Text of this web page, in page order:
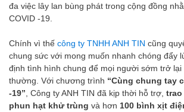
đa việc lây lan bùng phát trong cộng đồng
COVID -19.
Chính vì thế công ty TNHH ANH TIN cũng
chung sức với mong muốn nhanh chóng đẩy
định tình hình chung để mọi người sớm trở lại
thường. Với chương trình “Cùng chung tay
-19” , Công ty ANH TIN đã kịp thời hỗ trợ, trao
phun hạt khử trùng và hơn 100 bình xịt